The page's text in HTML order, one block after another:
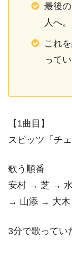
最後
人へ。
これ
って
【1曲目】
スピッツ「チェ
歌う順番
安村 → 芝 →
→ 山添 → 大
3分で歌って